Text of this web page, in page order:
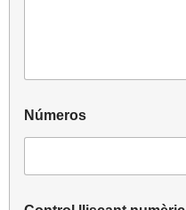
e
l
r
Números